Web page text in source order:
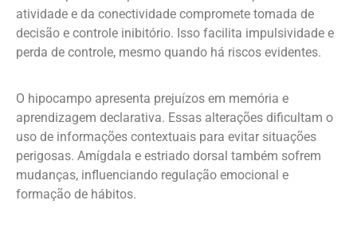
atividade e da conectividade compromete tomada de
decisão e controle inibitório. Isso facilita impulsividade e
perda de controle, mesmo quando há riscos evidentes.
O hipocampo apresenta prejuízos em memória e
aprendizagem declarativa. Essas alterações dificultam o
uso de informações contextuais para evitar situações
perigosas. Amígdala e estriado dorsal também sofrem
mudanças, influenciando regulação emocional e
formação de hábitos.